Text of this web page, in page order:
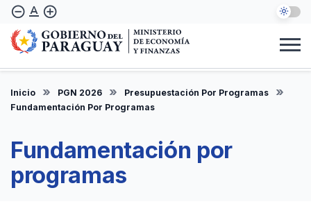
Pasar
contenido
principal
remove_circle_outline text_format add_circle_outline
Inicio PGN 2026
Presupuestación Por Programas
Fundamentación Por Programas
Fundamentación por
programas